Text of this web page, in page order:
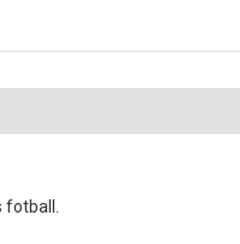
fotball.